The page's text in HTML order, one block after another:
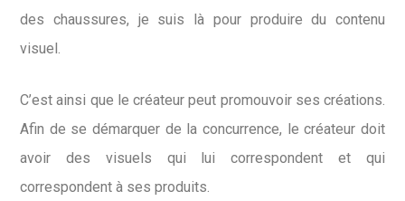
des chaussures, je suis là pour produire du contenu
visuel.
C’est ainsi que le créateur peut promouvoir ses créations.
Afin de se démarquer de la concurrence, le créateur doit
avoir des visuels qui lui correspondent et qui
correspondent à ses produits.